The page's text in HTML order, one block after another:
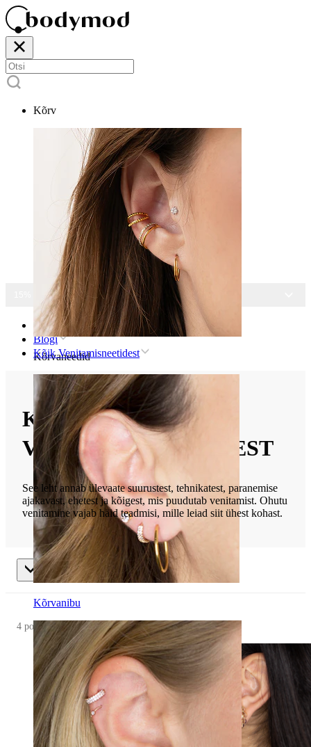
Kõrv
Kõrvaneedid
Kõrvanibu
15% ALLA KÕIGILT EHETELT
Avaleht
Blogi
Kõik Venitamisneetidest
KÕIK
VENITAMISNEETIDEST
See leht annab ülevaate suurustest, tehnikatest, paranemise
ajakavast, ehetest ja kõigest, mis puudutab venitamist. Ohutu
venitamine vajab häid teadmisi, mille leiad siit ühest kohast.
Kõik Venitamisneetidest
4 posts